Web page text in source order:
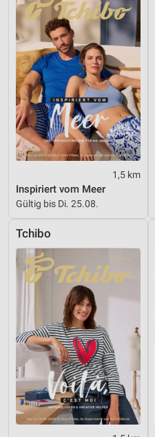
1,5 km
Inspiriert vom Meer
Gültig bis Di. 25.08.
Tchibo